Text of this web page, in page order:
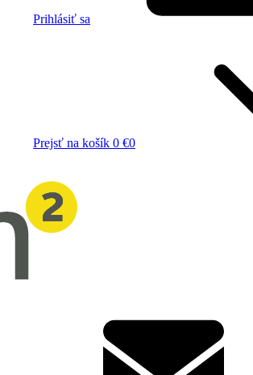
Prihlásiť sa
Prejsť na košík 0 €0